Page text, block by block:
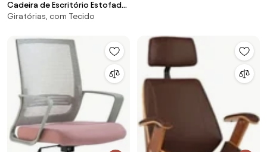
Cadeira de Escritório Estofada
Presidente com Apoio de
Mecanismo Syncron Roal
Giratórias, com Tecido